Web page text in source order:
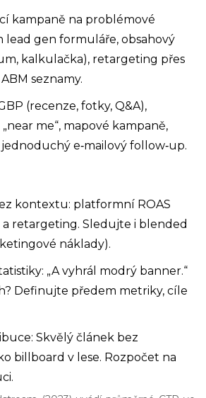
kampaně na problémové
lead gen formuláře, obsahový
kalkulačka), retargeting přes
seznamy.
(recenze, fotky, Q&A),
me“, mapové kampaně,
e‑mailový follow‑up.
kontextu: platformní ROAS
retargeting. Sledujte i blended
náklady).
„A vyhrál modrý banner.“
Definujte předem metriky, cíle
Skvělý článek bez
billboard v lese. Rozpočet na